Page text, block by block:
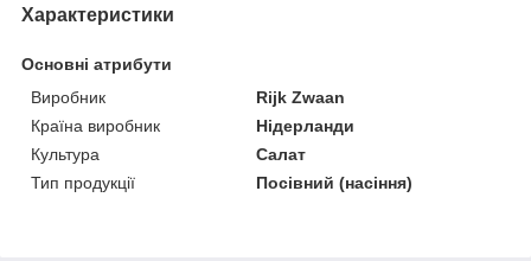
Характеристики
Основні атрибути
Виробник
Rijk Zwaan
Країна виробник
Нідерланди
Культура
Салат
Тип продукції
Посівний (насіння)